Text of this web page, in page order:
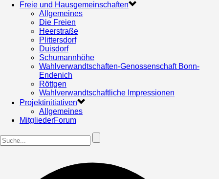
Freie und Hausgemeinschaften
Allgemeines
Die Freien
Heerstraße
Plittersdorf
Duisdorf
Schumannhöhe
Wahlverwandtschaften-Genossenschaft Bonn-
Endenich
Röttgen
Wahlverwandtschaftliche Impressionen
Projektinitiativen
Allgemeines
MitgliederForum